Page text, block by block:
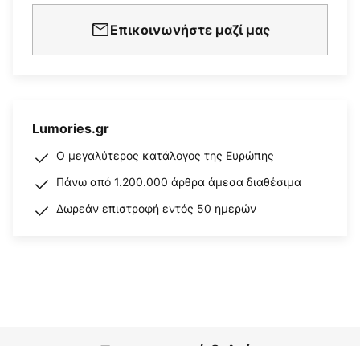
Επικοινωνήστε μαζί μας
Lumories.gr
Ο μεγαλύτερος κατάλογος της Ευρώπης
Πάνω από 1.200.000 άρθρα άμεσα διαθέσιμα
Δωρεάν επιστροφή εντός 50 ημερών